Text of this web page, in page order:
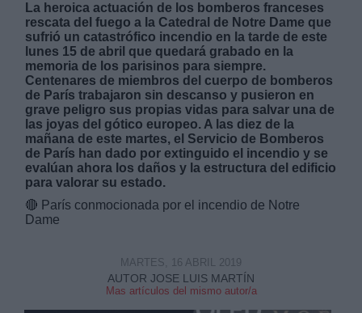
La heroica actuación de los bomberos franceses
rescata del fuego a la Catedral de Notre Dame que
sufrió un catastrófico incendio en la tarde de este
lunes 15 de abril que quedará grabado en la
memoria de los parisinos para siempre.
Centenares de miembros del cuerpo de bomberos
de París trabajaron sin descanso y pusieron en
grave peligro sus propias vidas para salvar una de
las joyas del gótico europeo. A las diez de la
mañana de este martes, el Servicio de Bomberos
de París han dado por extinguido el incendio y se
evalúan ahora los daños y la estructura del edificio
para valorar su estado.
🔴 París conmocionada por el incendio de Notre
Dame
AUTOR JOSE LUIS MARTÍN
Mas artículos del mismo autor/a
MARTES, 16 ABRIL 2019
Destinatarios:
Derechos: